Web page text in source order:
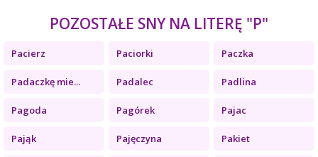
POZOSTAŁE SNY NA LITERĘ "P"
Pacierz Paciorki Paczka
Padaczkę mie... Padalec Padlina
Pagoda Pagórek Pajac
Pająk Pajęczyna Pakiet